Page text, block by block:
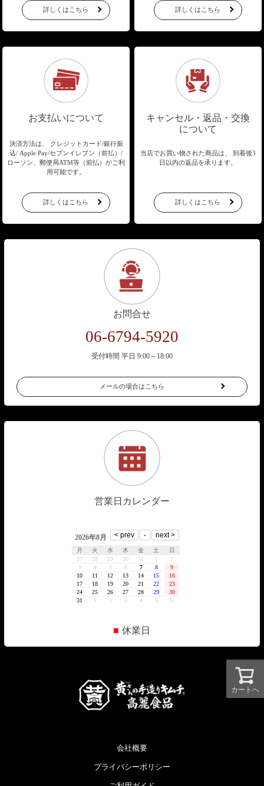
カートへ
詳しくはこちら 詳しくはこちら
お支払いについて
決済方法は、 クレジットカード/銀行振
込/ Apple Pay/セブンイレブン（前払）/
ローソン、郵便局ATM等（前払）がご利
用可能です。
詳しくはこちら
キャンセル・返品・交換
について
当店でお買い物された商品は、
到着後3
日以内の返品を承ります。
詳しくはこちら
お問合せ
06-6794-5920
受付時間 平日 9:00～18:00
メールの場合はこちら
営業日カレンダー
■ 休業日
会社概要
プライバシーポリシー